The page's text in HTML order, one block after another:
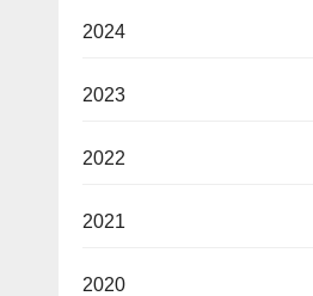
2024
2023
2022
2021
2020